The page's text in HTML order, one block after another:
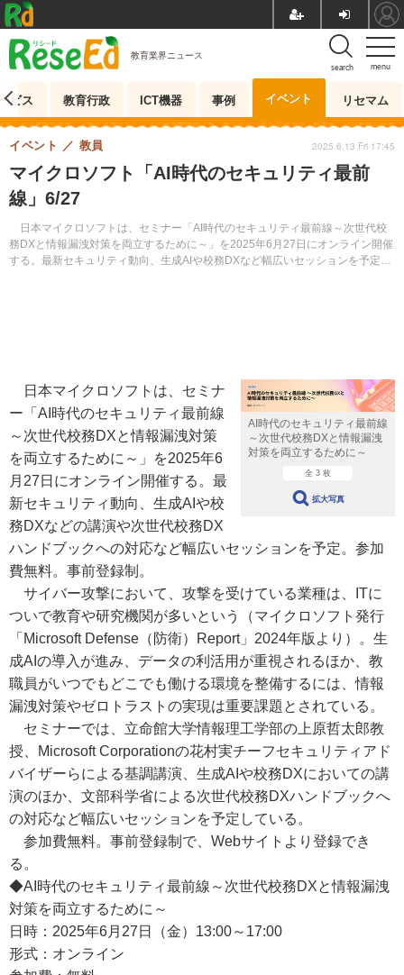
menu
search
教育業界ニュース
ビス 教育行政 ICT機器 事例 イベント リセマム
マイクロソフト「AI時代のセキュリティ最前
線」6/27
日本マイクロソフトは、セミナー「AI時代のセキュリティ最前線～次世代校
務DXと情報漏洩対策を両立するために～」を2025年6月27日にオンライン開催
する。最新セキュリティ動向、生成AIや校務DXなど幅広いセッションを予定。
イベント 教員 2025.6.13 Fri 17:45
AI時代のセキュリティ最前線
～次世代校務DXと情報漏洩
対策を両立するために～
全 3 枚
拡大写真
日本マイクロソフトは、セミナ
ー「AI時代のセキュリティ最前線
～次世代校務DXと情報漏洩対策
を両立するために～」を2025年6
月27日にオンライン開催する。最
新セキュリティ動向、生成AIや校
務DXなどの講演や次世代校務DX
ハンドブックへの対応など幅広いセッションを予定。参加
費無料。事前登録制。
サイバー攻撃において、攻撃を受けている業種は、ITに
ついで教育や研究機関が多いという（マイクロソフト発行
「Microsoft Defense（防衛）Report」2024年版より）。生
成AIの導入が進み、データの利活用が重視されるほか、教
職員がいつでもどこでも働ける環境を整備するには、情報
漏洩対策やゼロトラストの実現は重要課題とされている。
セミナーでは、立命館大学情報理工学部の上原哲太郎教
授、Microsoft Corporationの花村実チーフセキュリティアド
バイザーらによる基調講演、生成AIや校務DXにおいての講
演のほか、文部科学省による次世代校務DXハンドブックへ
の対応など幅広いセッションを予定している。
参加費無料。事前登録制で、Webサイトより登録でき
る。
◆AI時代のセキュリティ最前線～次世代校務DXと情報漏洩
対策を両立するために～
日時：2025年6月27日（金）13:00～17:00
形式：オンライン